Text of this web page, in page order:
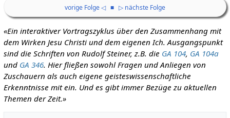
vorige Folge ◁ ■ ▷ nächste Folge
«Ein interaktiver Vortragszyklus über den Zusammenhang mit
dem Wirken Jesu Christi und dem eigenen Ich. Ausgangspunkt
sind die Schriften von Rudolf Steiner, z.B. die GA 104, GA 104a
und GA 346. Hier fließen sowohl Fragen und Anliegen von
Zuschauern als auch eigene geisteswissenschaftliche
Erkenntnisse mit ein. Und es gibt immer Bezüge zu aktuellen
Themen der Zeit.»